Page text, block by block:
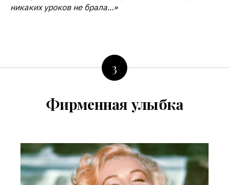
никаких уроков не брала...»
3
Фирменная улыбка